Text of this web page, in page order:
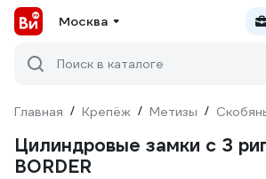
Москва
Поиск в каталоге
Главная / Крепёж / Метизы /
Цилиндровые замки с 3
BORDER